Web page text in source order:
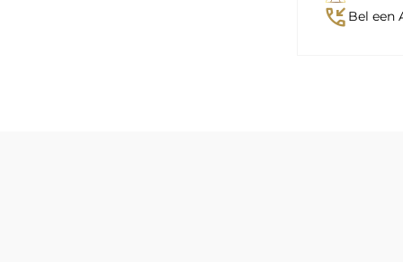
phone_callback Bel een